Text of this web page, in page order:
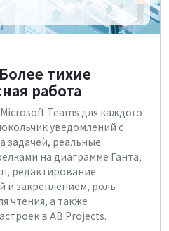
тихие
работа
Teams для каждого
уведомлений с
задачей, реальные
на диаграмме Ганта,
редактирование
и закреплением, роль
чтения, а также
в AB Projects.